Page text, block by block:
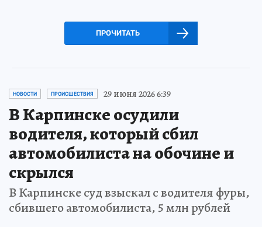
ПРОЧИТАТЬ
НОВОСТИ ПРОИСШЕСТВИЯ 29 июня 2026 6:39
В Карпинске осудили
водителя, который сбил
автомобилиста на обочине и
скрылся
В Карпинске суд взыскал с водителя фуры,
сбившего автомобилиста, 5 млн рублей